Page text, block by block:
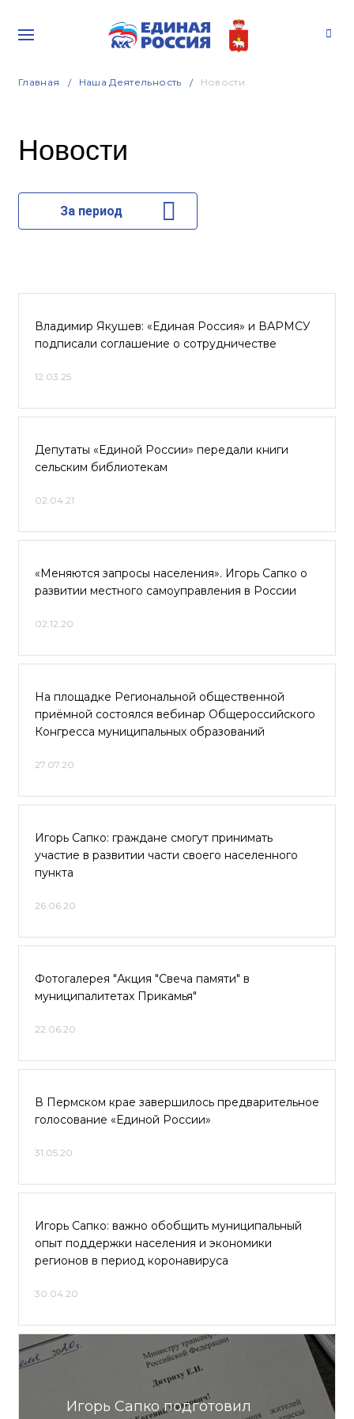
Главная Наша Деятельность Новости
Новости
За период
Владимир Якушев: «Единая Россия» и ВАРМСУ
подписали соглашение о сотрудничестве
12.03.25
Депутаты «Единой России» передали книги
сельским библиотекам
02.04.21
«Меняются запросы населения». Игорь Сапко о
развитии местного самоуправления в России
02.12.20
На площадке Региональной общественной
приёмной состоялся вебинар Общероссийского
Конгресса муниципальных образований
27.07.20
Игорь Сапко: граждане смогут принимать
участие в развитии части своего населенного
пункта
26.06.20
Фотогалерея "Акция "Свеча памяти" в
муниципалитетах Прикамья"
22.06.20
В Пермском крае завершилось предварительное
голосование «Единой России»
31.05.20
Игорь Сапко: важно обобщить муниципальный
опыт поддержки населения и экономики
регионов в период коронавируса
30.04.20
Игорь Сапко подготовил